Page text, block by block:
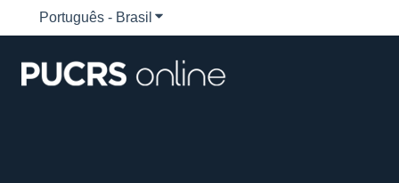
Português - Brasil Mostrar submenu para traduções